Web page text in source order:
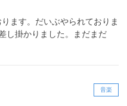
ます。だいぶやられておりま
し掛かりました。まだまだ
音楽